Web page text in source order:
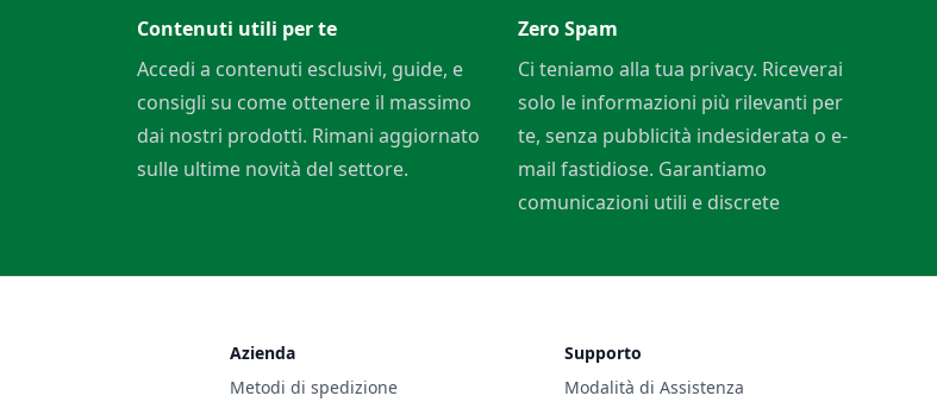
Contenuti utili per te
Accedi a contenuti esclusivi, guide, e
consigli su come ottenere il massimo
dai nostri prodotti. Rimani aggiornato
sulle ultime novità del settore.
Zero Spam
Ci teniamo alla tua privacy. Riceverai
solo le informazioni più rilevanti per
te, senza pubblicità indesiderata o e-
mail fastidiose. Garantiamo
comunicazioni utili e discrete
Azienda
Metodi di spedizione
Supporto
Modalità di Assistenza